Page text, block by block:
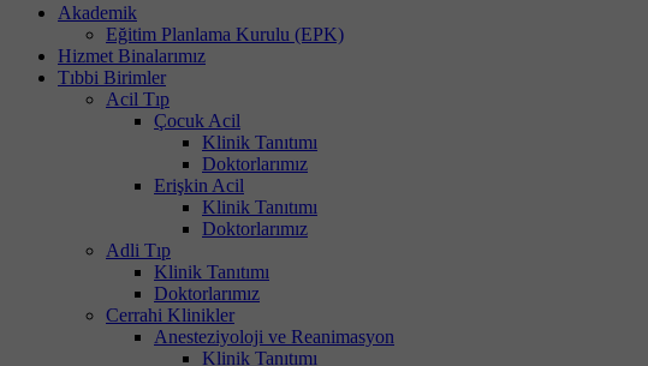
Akademik
Eğitim Planlama Kurulu (EPK)
Hizmet Binalarımız
Tıbbi Birimler
Acil Tıp
Çocuk Acil
Klinik Tanıtımı
Doktorlarımız
Erişkin Acil
Klinik Tanıtımı
Doktorlarımız
Adli Tıp
Klinik Tanıtımı
Doktorlarımız
Cerrahi Klinikler
Anesteziyoloji ve Reanimasyon
Klinik Tanıtımı